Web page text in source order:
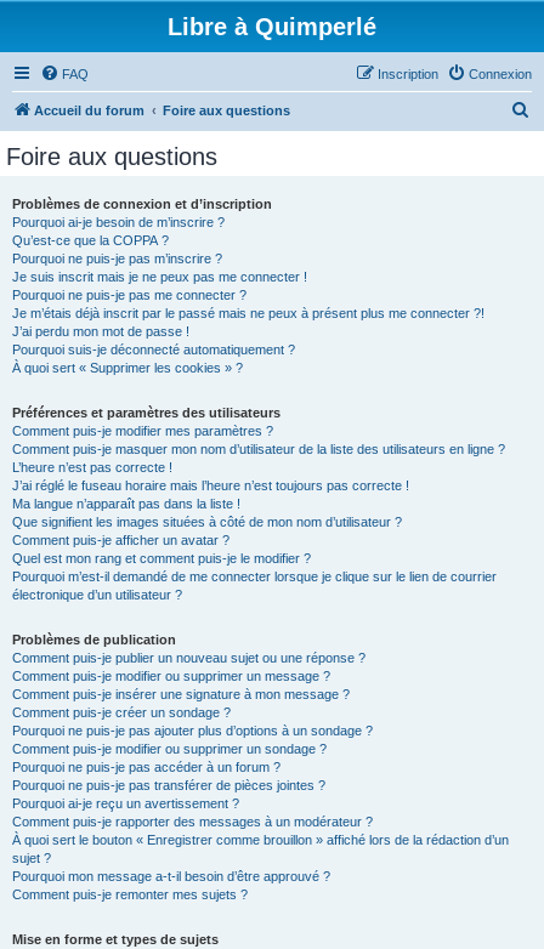
Libre à Quimperlé
FAQ Connexion
Inscription
Accueil du forum Foire aux questions
Foire aux questions
Problèmes de connexion et d’inscription
Pourquoi ai-je besoin de m’inscrire ?
Qu’est-ce que la COPPA ?
Pourquoi ne puis-je pas m’inscrire ?
Je suis inscrit mais je ne peux pas me connecter !
Pourquoi ne puis-je pas me connecter ?
Je m’étais déjà inscrit par le passé mais ne peux à présent plus me connecter ?!
J’ai perdu mon mot de passe !
Pourquoi suis-je déconnecté automatiquement ?
À quoi sert « Supprimer les cookies » ?
Préférences et paramètres des utilisateurs
Comment puis-je modifier mes paramètres ?
Comment puis-je masquer mon nom d’utilisateur de la liste des utilisateurs en ligne ?
L’heure n’est pas correcte !
J’ai réglé le fuseau horaire mais l’heure n’est toujours pas correcte !
Ma langue n’apparaît pas dans la liste !
Que signifient les images situées à côté de mon nom d’utilisateur ?
Comment puis-je afficher un avatar ?
Quel est mon rang et comment puis-je le modifier ?
Pourquoi m’est-il demandé de me connecter lorsque je clique sur le lien de courrier
électronique d’un utilisateur ?
Problèmes de publication
Comment puis-je publier un nouveau sujet ou une réponse ?
Comment puis-je modifier ou supprimer un message ?
Comment puis-je insérer une signature à mon message ?
Comment puis-je créer un sondage ?
Pourquoi ne puis-je pas ajouter plus d’options à un sondage ?
Comment puis-je modifier ou supprimer un sondage ?
Pourquoi ne puis-je pas accéder à un forum ?
Pourquoi ne puis-je pas transférer de pièces jointes ?
Pourquoi ai-je reçu un avertissement ?
Comment puis-je rapporter des messages à un modérateur ?
À quoi sert le bouton « Enregistrer comme brouillon » affiché lors de la rédaction d’un
sujet ?
Pourquoi mon message a-t-il besoin d’être approuvé ?
Comment puis-je remonter mes sujets ?
Mise en forme et types de sujets